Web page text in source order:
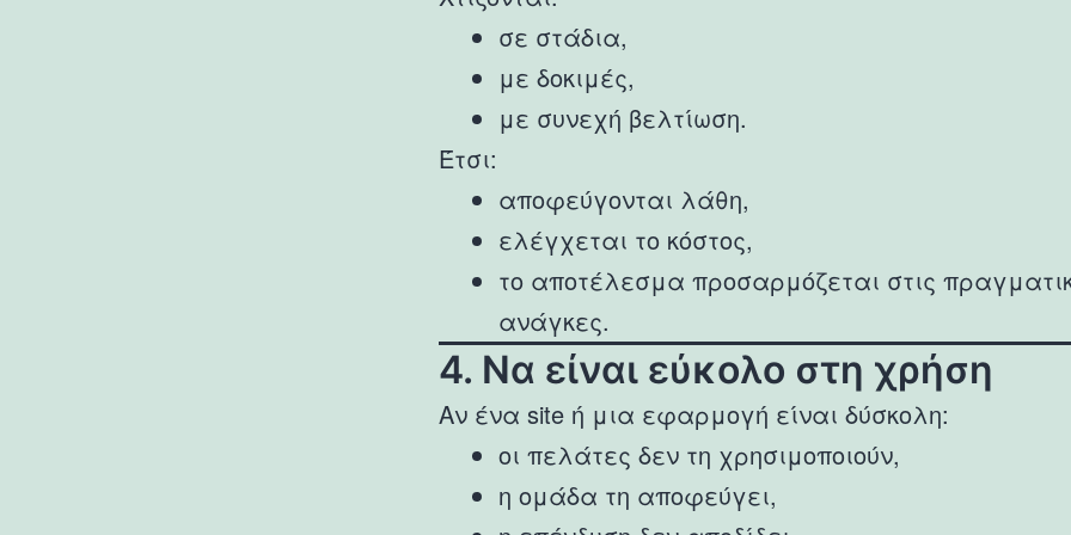
σε στάδια,
με δοκιμές,
με συνεχή βελτίωση.
Έτσι:
αποφεύγονται λάθη,
ελέγχεται το κόστος,
το αποτέλεσμα προσαρμόζεται στις
ανάγκες.
4. Να είναι εύκολο στη χρήση
Αν ένα site ή μια εφαρμογή είναι δύσκολη:
οι πελάτες δεν τη χρησιμοποιούν,
η ομάδα τη αποφεύγει,